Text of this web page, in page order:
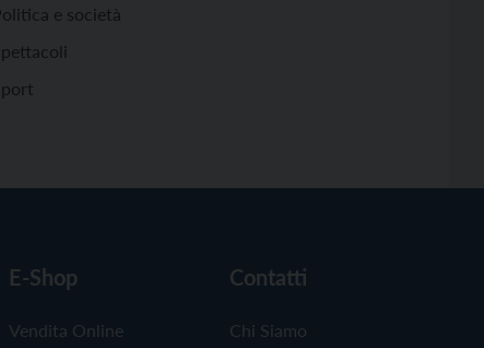
e società
E-Shop
Vendita Online
Contatti
Chi Siamo